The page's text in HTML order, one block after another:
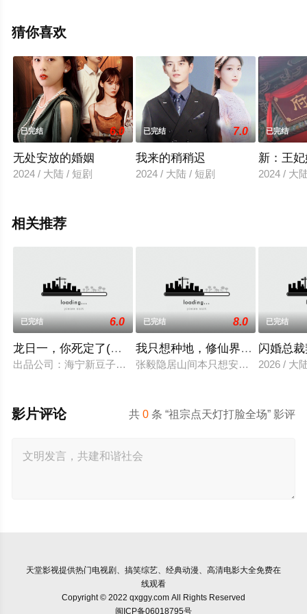
剧、电视猫或剧情网等平台了解。
猜你喜欢
已完结 6.0
无处安放的婚姻
2024 / 大陆 / 短剧
已完结 7.0
我来的稍稍迟
2024 / 大陆 / 短剧
已完结
新：王
2024 / 大
相关推荐
已完结 6.0
龙日一，你死定了(短剧)
出品公司：海宁新豆子影视传媒有限公司、北京九和龙胜文化
已完结 8.0
我只想种地，修仙界却奉我为神
张毅隐居山间本只想安静度日，直到
已完结
闪婚总
2026 / 大
共0 条 “祖宗点天灯打脸全场” 影评
影片评论
天堂影视提供热门电视剧、搞笑综艺、经典动漫、高清电影大全免费在
线观看
Copyright © 2022 qxggy.com All Rights Reserved
闽ICP备06018795号